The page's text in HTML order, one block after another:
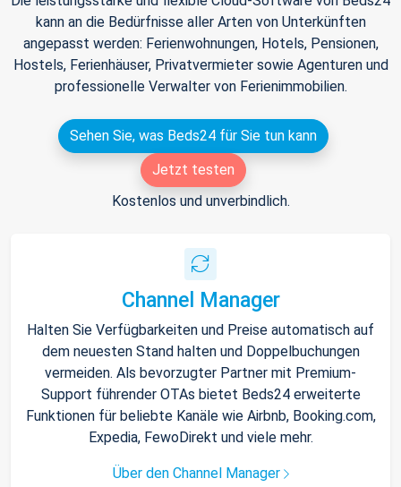
kann an die Bedürfnisse aller Arten von Unterkünften
angepasst werden: Ferienwohnungen, Hotels, Pensionen,
Hostels, Ferienhäuser, Privatvermieter sowie Agenturen und
professionelle Verwalter von Ferienimmobilien.
Sehen Sie, was Beds24 für Sie tun kann
Jetzt testen
Kostenlos und unverbindlich.
Channel Manager
Halten Sie Verfügbarkeiten und Preise automatisch auf
dem neuesten Stand halten und Doppelbuchungen
vermeiden. Als bevorzugter Partner mit Premium-
Support führender OTAs bietet Beds24 erweiterte
Funktionen für beliebte Kanäle wie Airbnb, Booking.com,
Expedia, FewoDirekt und viele mehr.
Über den Channel Manager